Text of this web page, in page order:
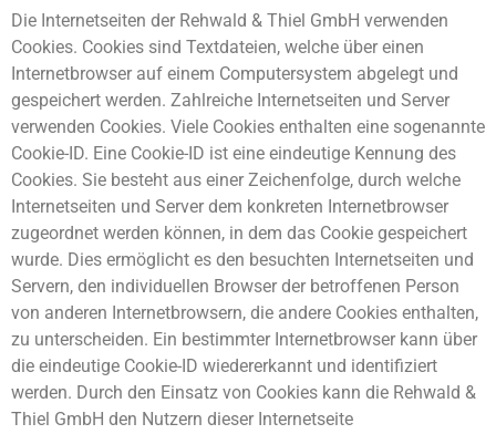
Die Internetseiten der Rehwald & Thiel GmbH verwenden
Cookies. Cookies sind Textdateien, welche über einen
Internetbrowser auf einem Computersystem abgelegt und
gespeichert werden. Zahlreiche Internetseiten und Server
verwenden Cookies. Viele Cookies enthalten eine sogenannte
Cookie-ID. Eine Cookie-ID ist eine eindeutige Kennung des
Cookies. Sie besteht aus einer Zeichenfolge, durch welche
Internetseiten und Server dem konkreten Internetbrowser
zugeordnet werden können, in dem das Cookie gespeichert
wurde. Dies ermöglicht es den besuchten Internetseiten und
Servern, den individuellen Browser der betroffenen Person
von anderen Internetbrowsern, die andere Cookies enthalten,
zu unterscheiden. Ein bestimmter Internetbrowser kann über
die eindeutige Cookie-ID wiedererkannt und identifiziert
werden. Durch den Einsatz von Cookies kann die Rehwald &
Thiel GmbH den Nutzern dieser Internetseite